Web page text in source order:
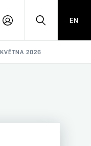
PŘIHLÁSITHLEDAT
EN
2026